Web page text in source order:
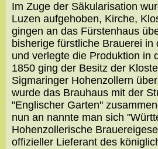
Im Zuge der Säkularisation
Luzen aufgehoben, Kirche,
gingen an das Fürstenhaus
bisherige fürstliche Brauerei in
und verlegte die Produktion in
1850 ging der Besitz der
Sigmaringer Hohenzollern
wurde das Brauhaus mit der
"Englischer Garten"
nun an nannte man sich
Hohenzollerische
offizieller Lieferant des